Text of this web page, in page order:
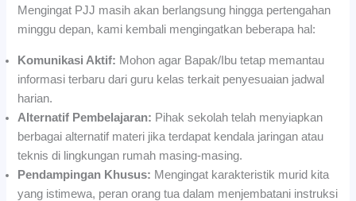
Mengingat PJJ masih akan berlangsung hingga pertengahan
minggu depan, kami kembali mengingatkan beberapa hal:
Komunikasi Aktif: Mohon agar Bapak/Ibu tetap memantau
informasi terbaru dari guru kelas terkait penyesuaian jadwal
harian.
Alternatif Pembelajaran: Pihak sekolah telah menyiapkan
berbagai alternatif materi jika terdapat kendala jaringan atau
teknis di lingkungan rumah masing-masing.
Pendampingan Khusus: Mengingat karakteristik murid kita
yang istimewa, peran orang tua dalam menjembatani instruksi